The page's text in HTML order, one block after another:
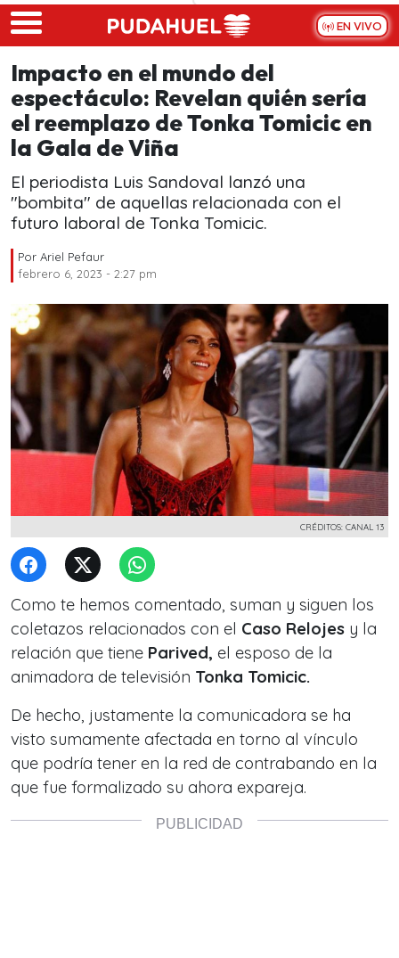
Skip to main content
EN VIVO
Impacto en el mundo del
espectáculo: Revelan quién sería
el reemplazo de Tonka Tomicic en
la Gala de Viña
El periodista Luis Sandoval lanzó una
"bombita" de aquellas relacionada con el
futuro laboral de Tonka Tomicic.
Por Ariel Pefaur
febrero 6, 2023 - 2:27 pm
CRÉDITOS: CANAL 13
Como te hemos comentado, suman y siguen los
coletazos relacionados con el Caso Relojes y la
relación que tiene Parived, el esposo de la
animadora de televisión Tonka Tomicic.
De hecho, justamente la comunicadora se ha
visto sumamente afectada en torno al vínculo
que podría tener en la red de contrabando en la
que fue formalizado su ahora expareja.